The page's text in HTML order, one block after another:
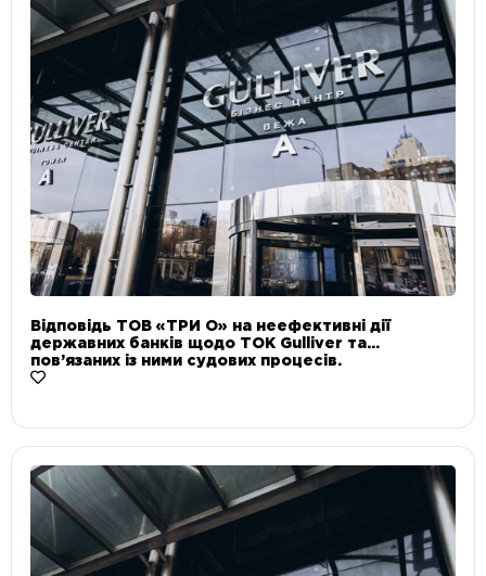
Відповідь ТОВ «ТРИ О» на неефективні дії
державних банків щодо ТОК Gulliver та
пов’язаних із ними судових процесів.